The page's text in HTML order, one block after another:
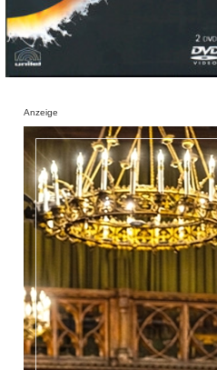
Anzeige